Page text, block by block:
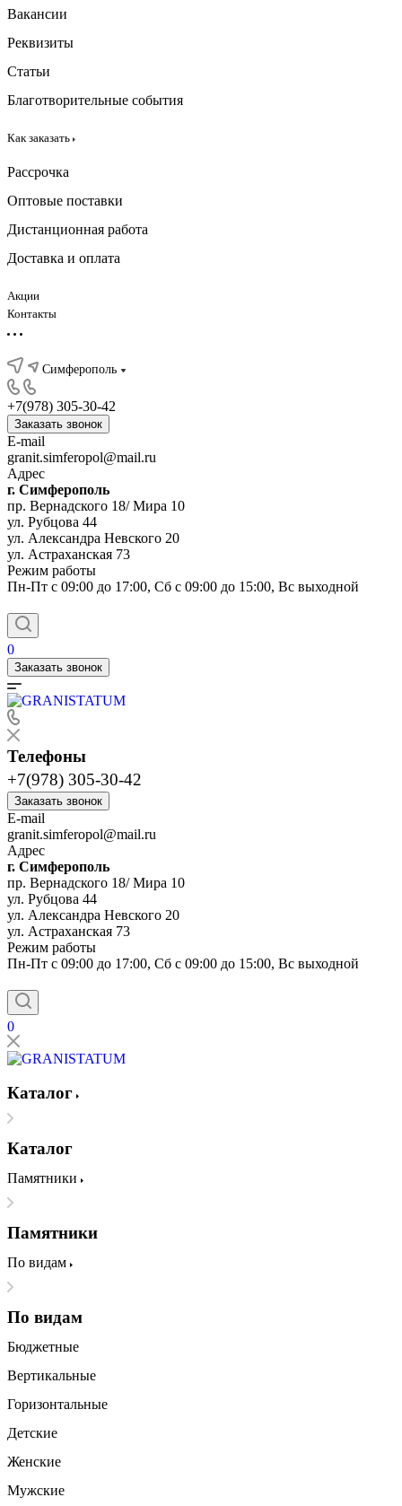
Вакансии
Реквизиты
Статьи
Благотворительные события
Как заказать
Рассрочка
Оптовые поставки
Дистанционная работа
Доставка и оплата
Акции
Контакты
Симферополь
+7(978) 305-30-42
Заказать звонок
E-mail
granit.simferopol@mail.ru
Адрес
г. Симферополь
пр. Вернадского 18/ Мира 10
ул. Рубцова 44
ул. Александра Невского 20
ул. Астраханская 73
Режим работы
Пн-Пт с 09:00 до 17:00, Сб с 09:00 до 15:00, Вс выходной
0
Заказать звонок
Телефоны
+7(978) 305-30-42
Заказать звонок
E-mail
granit.simferopol@mail.ru
Адрес
г. Симферополь
пр. Вернадского 18/ Мира 10
ул. Рубцова 44
ул. Александра Невского 20
ул. Астраханская 73
Режим работы
Пн-Пт с 09:00 до 17:00, Сб с 09:00 до 15:00, Вс выходной
0
Каталог
Каталог
Памятники
Памятники
По видам
По видам
Бюджетные
Вертикальные
Горизонтальные
Детские
Женские
Мужские